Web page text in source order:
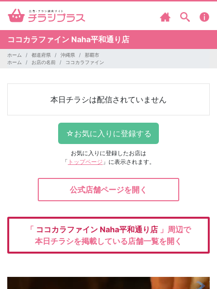
ココカラファイン Naha平和通り店
ホーム 都道府県 沖縄県
那覇市
ホーム
お店の名前 ココカラファイン
本日チラシは配信されていません
お気に入りに登録したお店は
「 トップページ 」に表示されます。
公式店舗ページを開く
「 ココカラファイン Naha平和通り店 」周辺で
本日チラシを掲載している店舗一覧を開く